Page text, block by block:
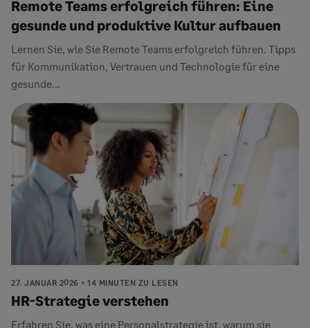
Remote Teams erfolgreich führen: Eine
gesunde und produktive Kultur aufbauen
Lernen Sie, wie Sie Remote Teams erfolgreich führen. Tipps
für Kommunikation, Vertrauen und Technologie für eine
gesunde...
27. JANUAR 2026 14 MINUTEN ZU LESEN
HR-Strategie verstehen
Erfahren Sie, was eine Personalstrategie ist, warum sie